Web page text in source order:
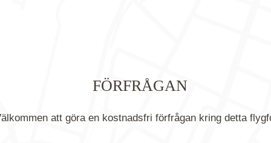
FÖRFRÅGAN
att göra en kostnadsfri förfrågan kring detta